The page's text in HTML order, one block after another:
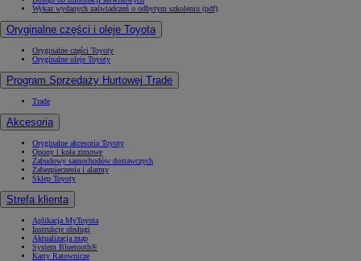
Wykaz wydanych zaświadczeń o odbytym szkoleniu (pdf)
Oryginalne części i oleje Toyota
Oryginalne części Toyoty
Oryginalne oleje Toyoty
Program Sprzedaży Hurtowej Trade
Trade
Akcesoria
Oryginalne akcesoria Toyoty
Opony i koła zimowe
Zabudowy samochodów dostawczych
Zabezpieczenia i alarmy
Sklep Toyoty
Strefa klienta
Aplikacja MyToyota
Instrukcje obsługi
Aktualizacja map
System Bluetooth®
Karty Ratownicze